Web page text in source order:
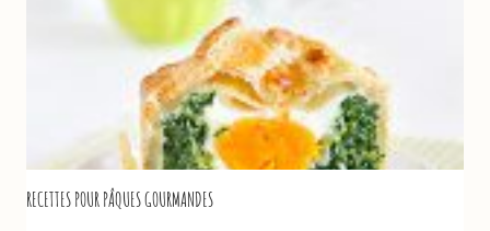
RECETTES POUR PÂQUES GOURMANDES